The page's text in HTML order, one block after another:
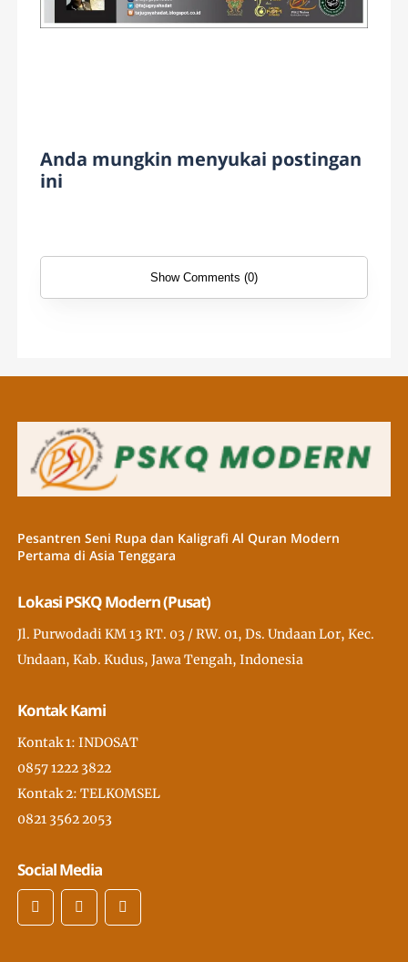
Anda mungkin menyukai postingan
ini
Show Comments (0)
Pesantren Seni Rupa dan Kaligrafi Al Quran Modern
Pertama di Asia Tenggara
Lokasi PSKQ Modern (Pusat)
Jl. Purwodadi KM 13 RT. 03 / RW. 01, Ds. Undaan Lor, Kec.
Undaan, Kab. Kudus, Jawa Tengah, Indonesia
Kontak Kami
Kontak 1: INDOSAT
0857 1222 3822
Kontak 2: TELKOMSEL
0821 3562 2053
Social Media